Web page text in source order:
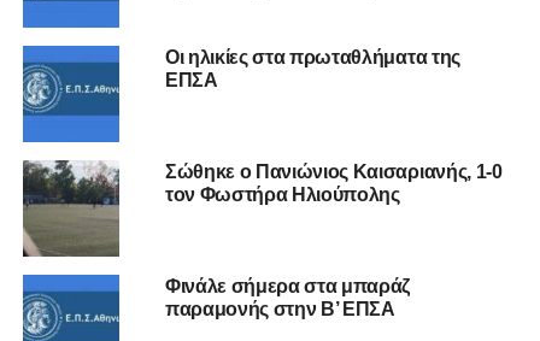
Οι ηλικίες στα πρωταθλήματα της
ΕΠΣΑ
Σώθηκε ο Πανιώνιος Καισαριανής, 1-0
τον Φωστήρα Ηλιούπολης
Φινάλε σήμερα στα μπαράζ
παραμονής στην Β’ ΕΠΣΑ